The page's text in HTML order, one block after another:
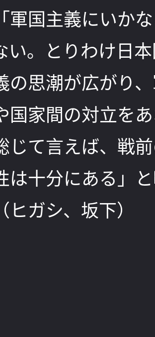
軍国主義にいか
い。とりわけ日本
の思潮が広がり
国家間の対立を
じて言えば、戦
は十分にある」
ヒガシ、坂下）